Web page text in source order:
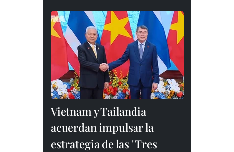
Vietnam y Tailandia
acuerdan impulsar la
estrategia de las "Tres